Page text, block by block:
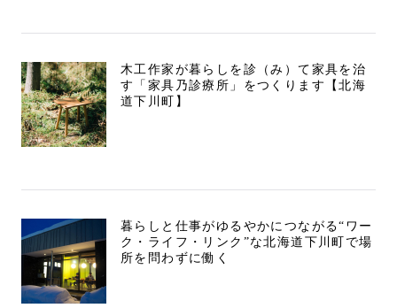
木工作家が暮らしを診（み）て家具を治
す「家具乃診療所」をつくります【北海
道下川町】
暮らしと仕事がゆるやかにつながる“ワー
ク・ライフ・リンク”な北海道下川町で場
所を問わずに働く